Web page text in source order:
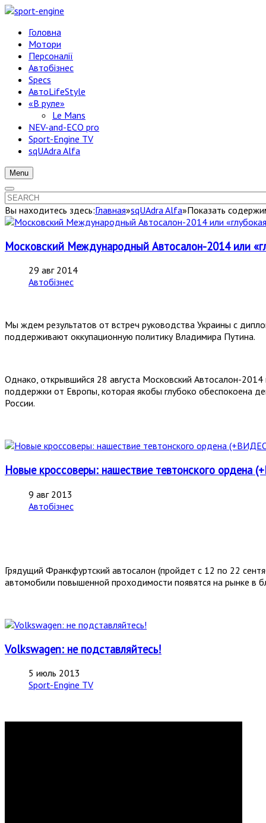
Головна
Мотори
Персоналії
Автобізнес
Specs
АвтоLifeStyle
«В руле»
Le Mans
NEV-and-ECO pro
Sport-Engine TV
sqUAdra Alfa
Menu
Вы находитесь здесь:Главная»sqUAdra Alfa»Показать
Московский Международный Автосалон-2014 или
29 авг 2014
Автобізнес
Мы ждем результатов от встреч руководства Украины с
поддерживают оккупационную политику Владимира Путина.
Однако, открывшийся 28 августа Московский Автосалон-
поддержки от Европы, которая якобы глубоко обеспокоена
России.
Новые кроссоверы: нашествие тевтонского
9 авг 2013
Автобізнес
Грядущий Франкфуртский автосалон (пройдет с 12 по 22
автомобили повышенной проходимости появятся на рынке в
Volkswagen: не подставляйтесь!
5 июль 2013
Sport-Engine TV